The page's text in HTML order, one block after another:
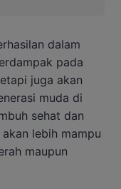
dalam
pada
juga akan
muda di
sehat dan
lebih mampu
maupun